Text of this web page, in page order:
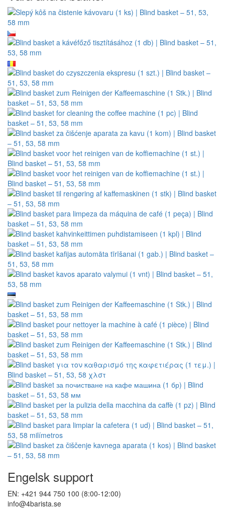
Engelsk support
EN: +421 944 750 100 (8:00-12:00)
info@4barista.se